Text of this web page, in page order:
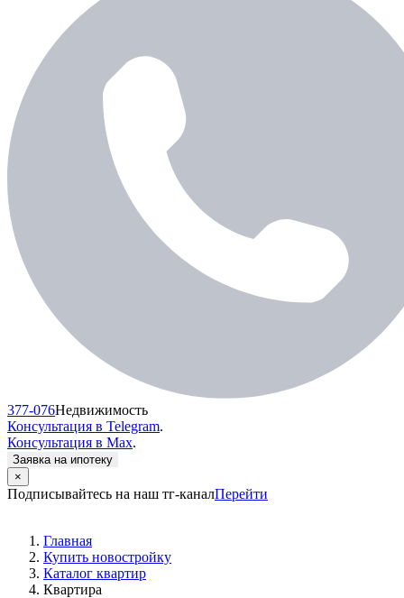
377-076Недвижимость
Консультация в Telegram.
Консультация в Max.
Заявка на ипотеку
×
Подписывайтесь на наш тг-каналПерейти
Главная
Купить новостройку
Каталог квартир
Квартира